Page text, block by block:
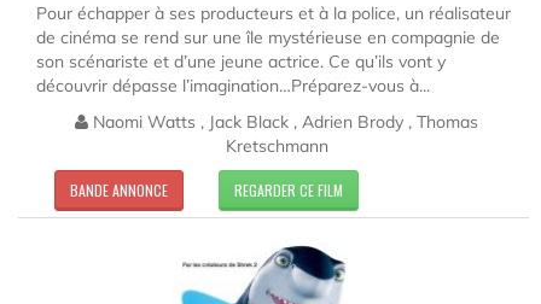
Pour échapper à ses producteurs et à la police, un réalisateur
de cinéma se rend sur une île mystérieuse en compagnie de
son scénariste et d’une jeune actrice. Ce qu’ils vont y
découvrir dépasse l’imagination…Préparez-vous à...
Naomi Watts , Jack Black , Adrien Brody , Thomas
Kretschmann
BANDE ANNONCE REGARDER CE FILM